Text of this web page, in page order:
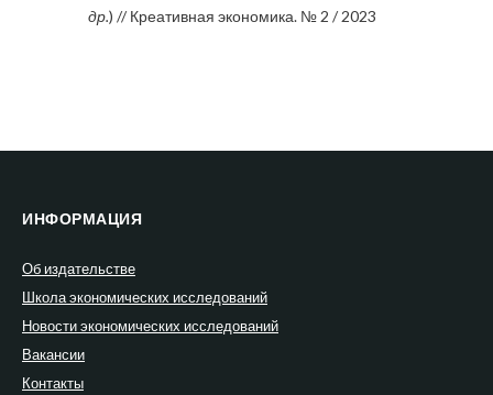
др.) // Креативная экономика. № 2 / 2023
ИНФОРМАЦИЯ
Об издательстве
Школа экономических исследований
Новости экономических исследований
Вакансии
Контакты